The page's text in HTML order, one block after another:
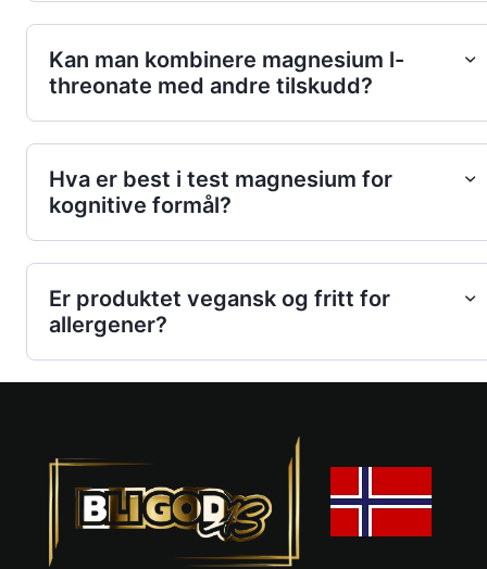
Kan man kombinere magnesium l-
threonate med andre tilskudd?
Hva er best i test magnesium for
kognitive formål?
Er produktet vegansk og fritt for
allergener?